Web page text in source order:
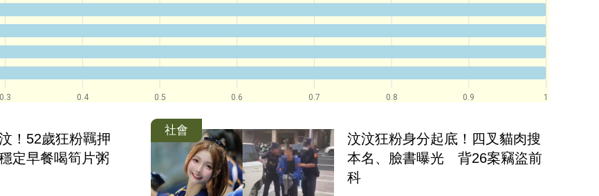
0.3 0.4 0.5 0.6 0.7 0.8 0.9 1
！52歲狂粉羈押
定早餐喝筍片粥
社會
汶汶狂粉身分起底！四叉貓肉搜
本名、臉書曝光　背26案竊盜前
科